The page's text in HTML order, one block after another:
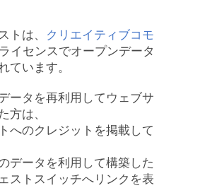
トは、
クリエイティブコモ
イセンスでオープンデータ
ています。
ータを再利用してウェブサ
方は、
へのクレジットを掲載して
データを利用して構築した
ストスイッチへリンクを表